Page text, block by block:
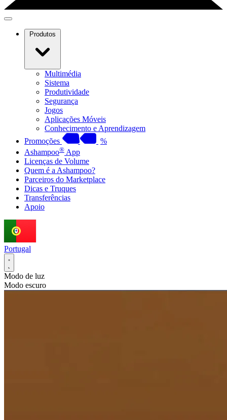
Produtos
Multimédia
Sistema
Produtividade
Segurança
Jogos
Aplicações Móveis
Conhecimento e Aprendizagem
Promoções
%
Ashampoo® App
Licenças de Volume
Quem é a Ashampoo?
Parceiros do Marketplace
Dicas e Truques
Transferências
Apoio
Portugal
Modo de luz
Modo escuro